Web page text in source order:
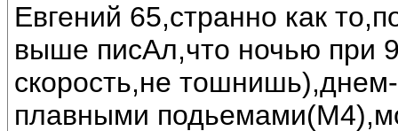
Евгений 65,странно как
выше писАл,что ночью при
скорость,не
плавными